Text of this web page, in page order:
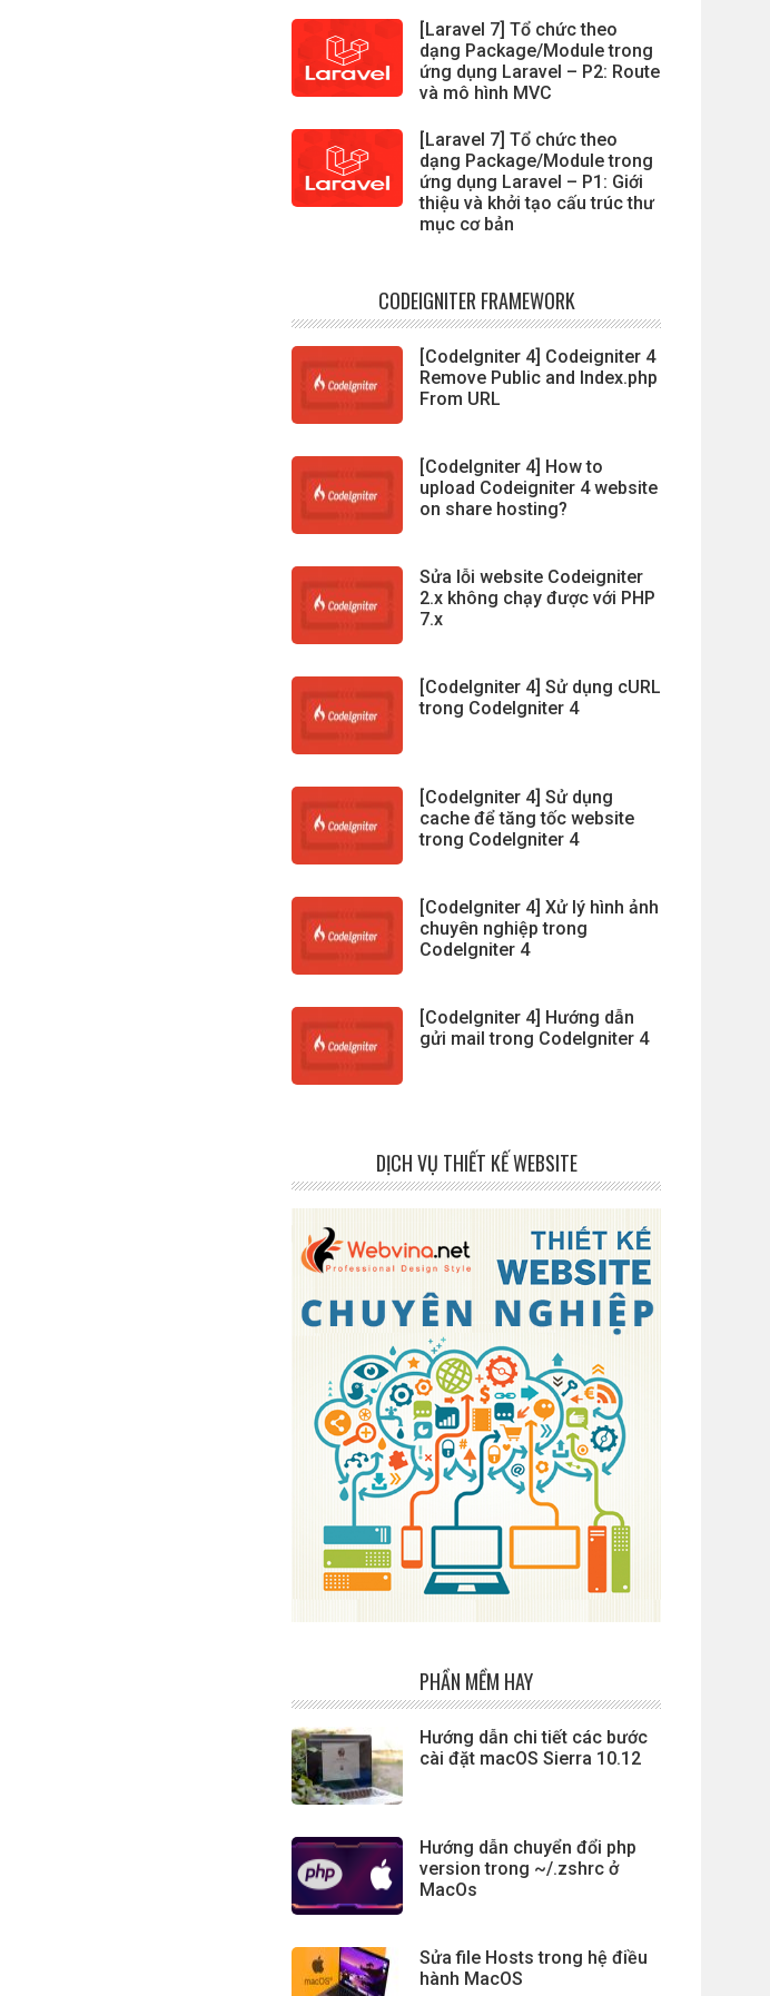
[Laravel 7] Tổ chức theo
dạng Package/Module trong
ứng dụng Laravel – P2: Route
và mô hình MVC
[Laravel 7] Tổ chức theo
dạng Package/Module trong
ứng dụng Laravel – P1: Giới
thiệu và khởi tạo cấu trúc thư
mục cơ bản
CODEIGNITER FRAMEWORK
[CodeIgniter 4] Codeigniter 4
Remove Public and Index.php
From URL
[CodeIgniter 4] How to
upload Codeigniter 4 website
on share hosting?
Sửa lỗi website Codeigniter
2.x không chạy được với PHP
7.x
[CodeIgniter 4] Sử dụng cURL
trong CodeIgniter 4
[CodeIgniter 4] Sử dụng
cache để tăng tốc website
trong CodeIgniter 4
[CodeIgniter 4] Xử lý hình ảnh
chuyên nghiệp trong
CodeIgniter 4
[CodeIgniter 4] Hướng dẫn
gửi mail trong CodeIgniter 4
DỊCH VỤ THIẾT KẾ WEBSITE
PHẦN MỀM HAY
Hướng dẫn chi tiết các bước
cài đặt macOS Sierra 10.12
Hướng dẫn chuyển đổi php
version trong ~/.zshrc ở
MacOs
Sửa file Hosts trong hệ điều
hành MacOS